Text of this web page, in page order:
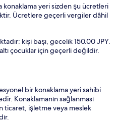
konaklama yeri sizden şu ücretleri
Ücretlere geçerli vergiler dâhil
kişi başı, gecelik 150.00 JPY.
çocuklar için geçerli değildir.
bir konaklama yeri sahibi
Konaklamanın sağlanması
ticaret, işletme veya meslek